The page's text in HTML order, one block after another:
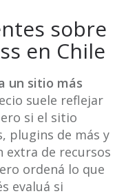
sobre
en Chile
un sitio más
suele reflejar
si el sitio
plugins de más y
extra de recursos
ordená lo que
evaluá si